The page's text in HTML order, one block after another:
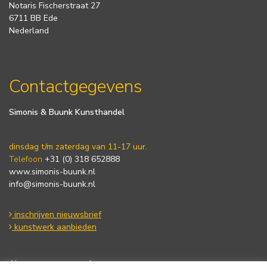
Notaris Fischerstraat 27
6711 BB Ede
Nederland
Contactgegevens
Simonis & Buunk Kunsthandel
dinsdag t/m zaterdag van 11-17 uur.
Telefoon +31 (0) 318 652888
www.simonis-buunk.nl
info@simonis-buunk.nl
inschrijven nieuwsbrief
kunstwerk aanbieden
Algemene voorwaarden